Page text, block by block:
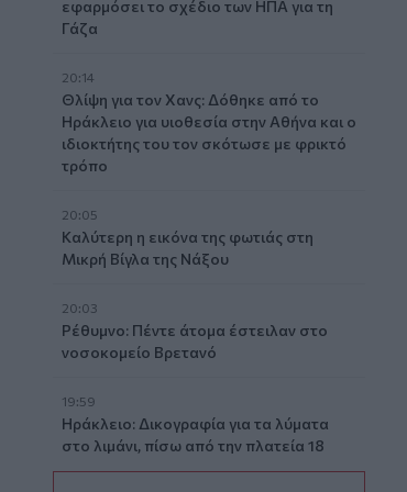
εφαρμόσει το σχέδιο των ΗΠΑ για τη
Γάζα
20:14
Θλίψη για τον Χανς: Δόθηκε από το
Ηράκλειο για υιοθεσία στην Αθήνα και ο
ιδιοκτήτης του τον σκότωσε με φρικτό
τρόπο
20:05
Καλύτερη η εικόνα της φωτιάς στη
Μικρή Βίγλα της Νάξου
20:03
Ρέθυμνο: Πέντε άτομα έστειλαν στο
νοσοκομείο Βρετανό
19:59
Ηράκλειο: Δικογραφία για τα λύματα
στο λιμάνι, πίσω από την πλατεία 18
Άγγλων